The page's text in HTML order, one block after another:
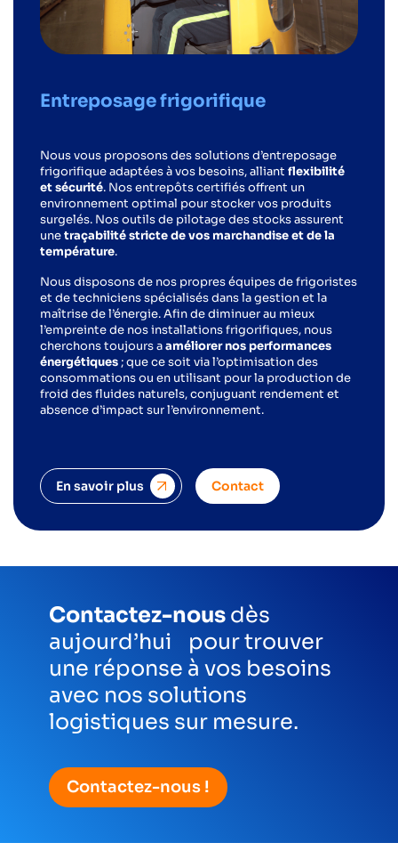
Entreposage frigorifique
Nous vous proposons des solutions d’entreposage
frigorifique adaptées à vos besoins, alliant flexibilité
et sécurité. Nos entrepôts certifiés offrent un
environnement optimal pour stocker vos produits
surgelés. Nos outils de pilotage des stocks assurent
unetraçabilité stricte de vos marchandise et de la
température.
Nous disposons de nos propres équipes de frigoristes
et de techniciens spécialisés dans la gestion et la
maîtrise de l’énergie. Afin de diminuer au mieux
l’empreinte de nos installations frigorifiques, nous
cherchons toujours aaméliorer nos performances
énergétiques ; que ce soit via l’optimisation des
consommations ou en utilisant pour la production de
froid des fluides naturels, conjuguant rendement et
absence d’impact sur l’environnement.
En savoir plus Contact
Contactez-nous dès
aujourd’hui pour trouver
une réponse à vos besoins
avec nos solutions
logistiques sur mesure.
Contactez-nous !